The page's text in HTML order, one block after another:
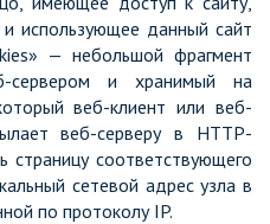
использующее данный сайт
— небольшой фрагмент
сервером и хранимый на
веб-клиент или веб-
веб-серверу в HTTP-
страницу соответствующего
сетевой адрес узла в
по протоколу IP.